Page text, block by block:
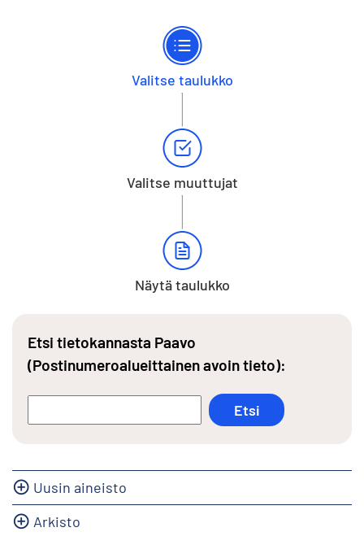
Valitse taulukko
Valitse muuttujat
Näytä taulukko
Etsi tietokannasta Paavo
(Postinumeroalueittainen avoin tieto):
Uusin aineisto
Arkisto